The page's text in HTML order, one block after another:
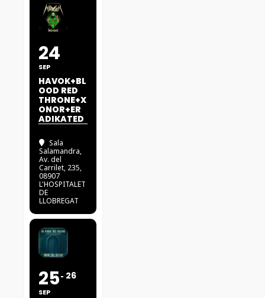
24
SEP
HAVOK+BL
OOD RED
THRONE+X
ONOR+ER
ADIKATED
Sala
Salamandra,
Av. del
Carrilet, 235,
08907
L'HOSPITALET
DE
LLOBREGAT
25
SEP
26